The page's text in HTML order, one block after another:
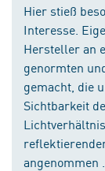
Hier stieß
Interesse.
Hersteller an
genormten
gemacht, die
Sichtbarkeit
angenommen ...